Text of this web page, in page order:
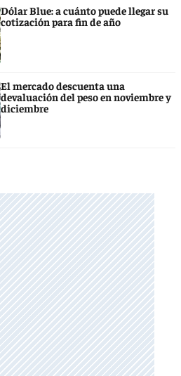
Dólar Blue: a cuánto puede llegar su
cotización para fin de año
El mercado descuenta una
devaluación del peso en noviembre y
diciembre